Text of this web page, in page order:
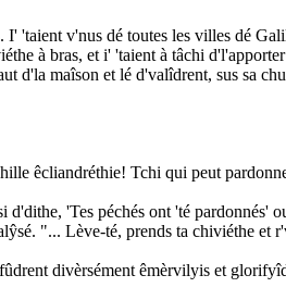
'taient v'nus dé toutes les villes dé
à bras, et i' 'taient à tâchi
maîson et lé d'valîdrent, sus sa
êcliandréthie! Tchi qui peut
'Tes péchés ont 'té pardonnés'
"... Lève-té, prends ta chiviéthe et
divèrsément êmèrvilyis et